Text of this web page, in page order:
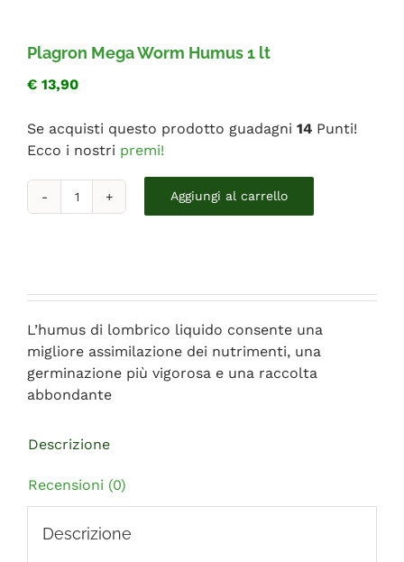
Plagron Mega Worm Humus 1 lt
€ 13,90
Se acquisti questo prodotto guadagni 14 Punti!
Ecco i nostri premi!
Plagron
Mega
lt
quantità
Aggiungi al carrello
L’humus di lombrico liquido consente una
migliore assimilazione dei nutrimenti, una
germinazione più vigorosa e una raccolta
abbondante
Descrizione
Recensioni (0)
Descrizione